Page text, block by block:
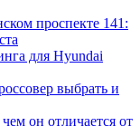
проспекте 141:
для Hyundai
выбрать и
он отличается от